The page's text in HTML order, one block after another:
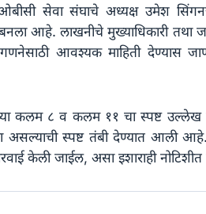
ओबीसी सेवा संघाचे अध्यक्ष उमेश
आहे. लाखनीचे मुख्याधिकारी तथा
आवश्यक माहिती देण्यास
कलम ८ व कलम ११ चा स्पष्ट
स्पष्ट तंबी देण्यात आली
केली जाईल, असा इशाराही